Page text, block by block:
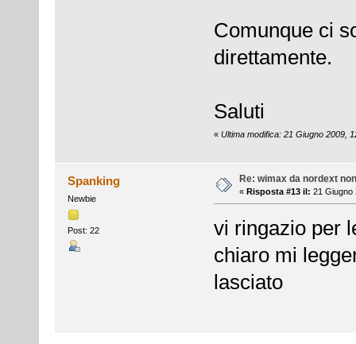
Comunque ci
direttamente.
Saluti
« Ultima modifica: 21 Giugno 2009,
Spanking
Newbie
Post: 22
Re: wimax da nordext
« Risposta #13 il: 21 Giugno
vi ringazio per
chiaro mi
lasciato